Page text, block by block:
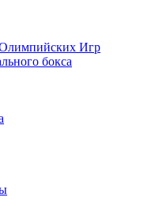
Игр
бокса